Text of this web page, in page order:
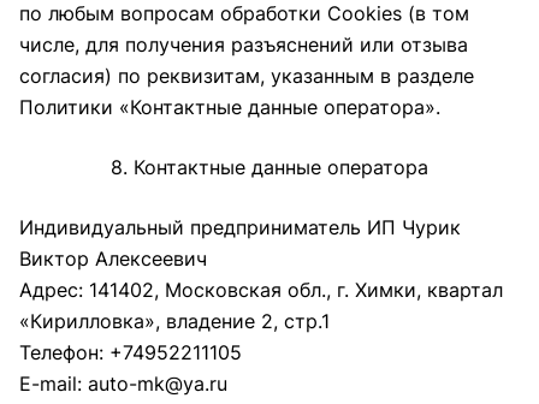
по любым вопросам обработки Cookies (в том
числе, для получения разъяснений или отзыва
согласия) по реквизитам, указанным в разделе
Политики «Контактные данные оператора».
8. Контактные данные оператора
Индивидуальный предприниматель ИП Чурик
Виктор Алексеевич
Адрес: 141402, Московская обл., г. Химки, квартал
«Кирилловка», владение 2, стр.1
Телефон: +74952211105
E-mail: auto-mk@ya.ru